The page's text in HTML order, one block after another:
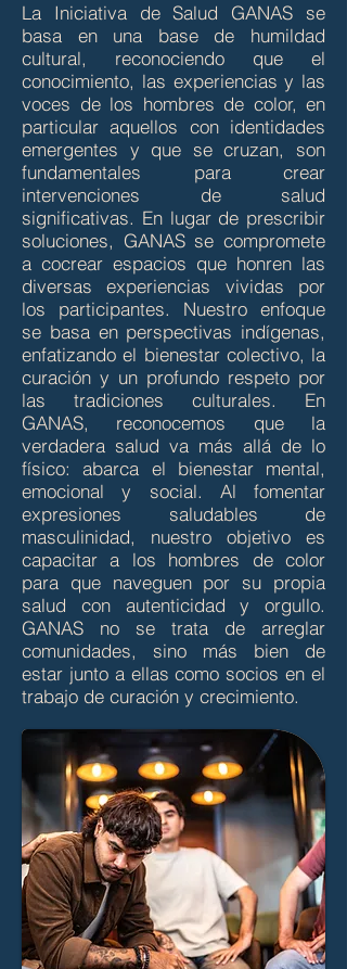
La Iniciativa de Salud GANAS se
basa en una base de humildad
cultural, reconociendo que el
conocimiento, las experiencias y las
voces de los hombres de color, en
particular aquellos con identidades
emergentes y que se cruzan, son
fundamentales para crear
intervenciones de salud
significativas. En lugar de prescribir
soluciones, GANAS se compromete
a cocrear espacios que honren las
diversas experiencias vividas por
los participantes. Nuestro enfoque
se basa en perspectivas indígenas,
enfatizando el bienestar colectivo, la
curación y un profundo respeto por
las tradiciones culturales. En
GANAS, reconocemos que la
verdadera salud va más allá de lo
físico: abarca el bienestar mental,
emocional y social. Al fomentar
expresiones saludables de
masculinidad, nuestro objetivo es
capacitar a los hombres de color
para que naveguen por su propia
salud con autenticidad y orgullo.
GANAS no se trata de arreglar
comunidades, sino más bien de
estar junto a ellas como socios en el
trabajo de curación y crecimiento.